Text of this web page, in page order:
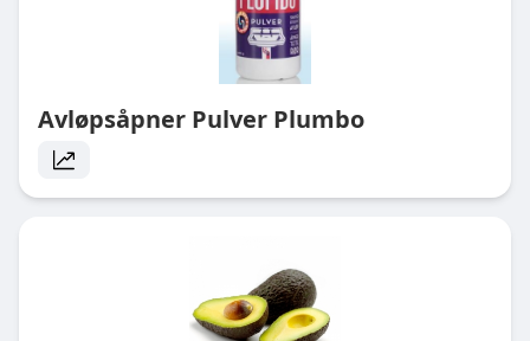
Avløpsåpner Pulver Plumbo